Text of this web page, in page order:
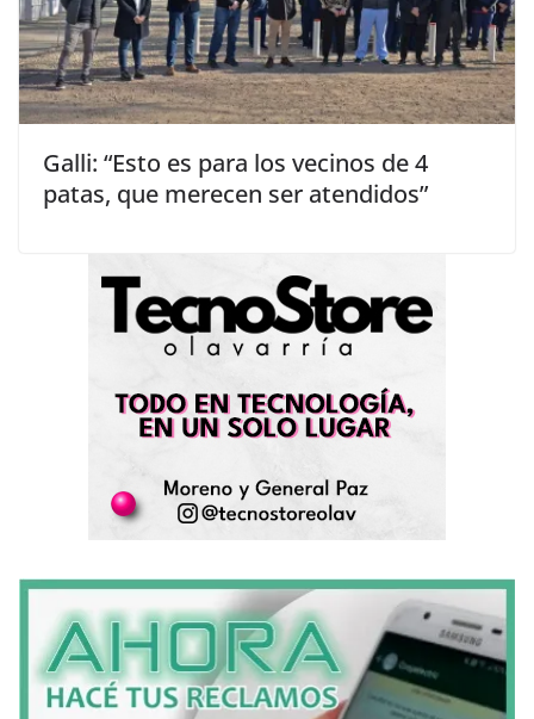
Galli: “Esto es para los vecinos de 4
patas, que merecen ser atendidos”